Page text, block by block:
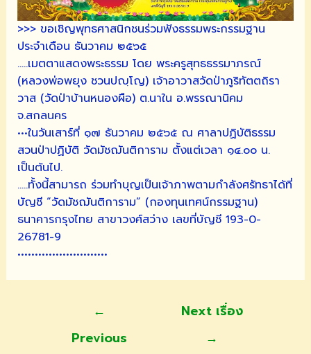
>>> ขอเชิญพุทธศาสนิกชนร่วมฟังธรรมพระกรรมฐาน
ประจำเดือน ธันวาคม ๒๕๖๕
…..เมตตาแสดงพระธรรม โดย พระครูสุทธธรรมาภรณ์
(หลวงพ่อพยุง ชวนปญฺโญ) เจ้าอาวาสวัดป่าภูริทัตตถิรา
วาส (วัดป่าบ้านหนองผือ) ต.นาใน อ.พรรณานิคม
จ.สกลนคร
•••ในวันเสาร์ที่ ๑๗ ธันวาคม ๒๕๖๕ ณ ศาลาปฏิบัติธรรม
สวนป่าปฏิบัติ วัดมัชฌันติการาม ตั้งแต่เวลา ๑๔.๐๐ น.
เป็นต้นไป.
…..ทั้งนี้สามารถ ร่วมทำบุญเป็นเจ้าภาพตามกำลังศรัทธาได้ที่
บัญชี “วัดมัชฌันติการาม” (กองทุนเทศน์กรรมฐาน)
ธนาคารกรุงไทย สาขาวงศ์สว่าง เลขที่บัญชี 193-0-
26781-9
••••••••••••••••••••••••••
←
Previous
Next เรื่อง
→